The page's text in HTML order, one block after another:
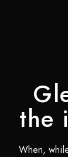
the
When,